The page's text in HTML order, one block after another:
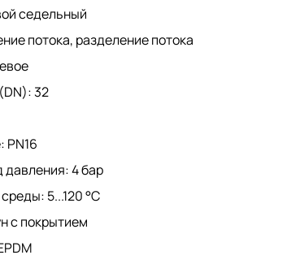
седельный
потока, разделение потока
32
PN16
4 бар
5...120 °C
с покрытием